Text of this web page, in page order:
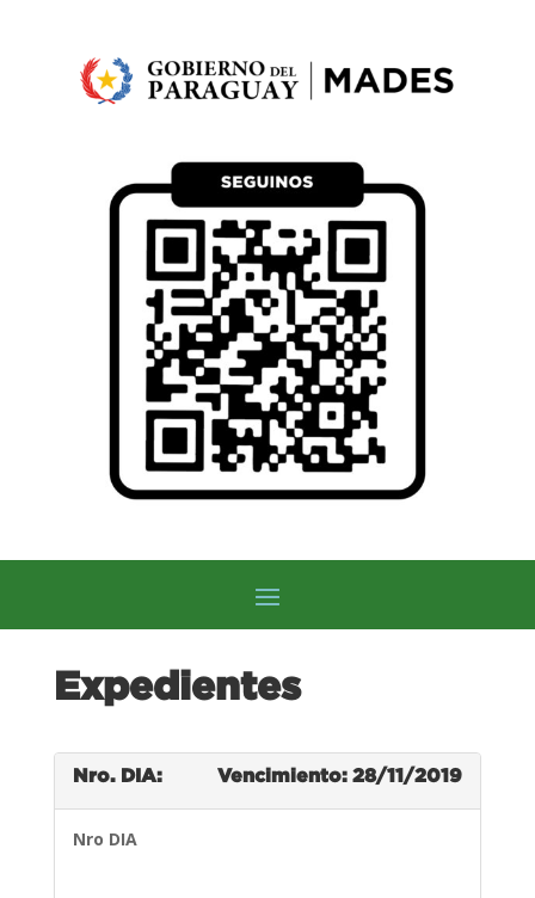
Expedientes
Nro. DIA: Vencimiento: 28/11/2019
Nro DIA